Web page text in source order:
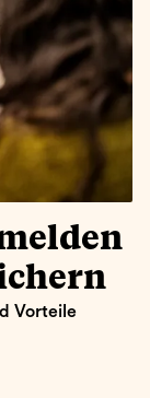
Vorteile